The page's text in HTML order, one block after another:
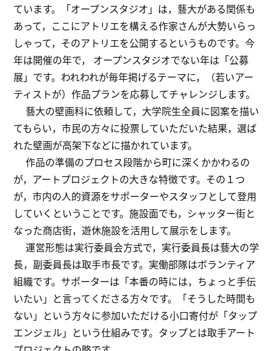
ています。「オープンスタジオ」は，藝大がある関係も
あって，ここにアトリエを構える作家さんが大勢いらっ
しゃって，そのアトリエを公開するというものです。今
年は開催の年で， オープンスタジオでない年は「公募
展」です。われわれが毎年掲げるテーマに，（若いアー
ティストが）作品プランを応募してチャレンジします。
藝大の壁画科に依頼して，大学院生全員に図案を描い
てもらい，市民の方々に投票していただいた結果，選ば
れた壁画が高架下などに描かれています。
作品の準備のプロセス段階から町に深くかかわるの
が，アートプロジェクトの大きな特徴です。その１つ
が，市内の人的資源をサポーターやスタッフとして登用
していくということです。施設面でも，シャッター街と
なった商店街，遊休施設を活用して展示をします。
運営形態は実行委員会方式で，実行委員長は藝大の学
長，副委員長は取手市長です。実働部隊はボランティア
組織です。サポーターは「本番の時には，ちょっと手伝
いたい」と言ってくださる方々です。「そうした時間も
ない」という方々に参加いただける小口寄付が「タップ
エンジェル」という仕組みです。タップとは取手アート